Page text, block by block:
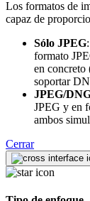
Los formatos de
capaz de
Sólo JPEG
formato
en concreto
soportar
JPEG/
JPEG y en
ambos
Cerrar